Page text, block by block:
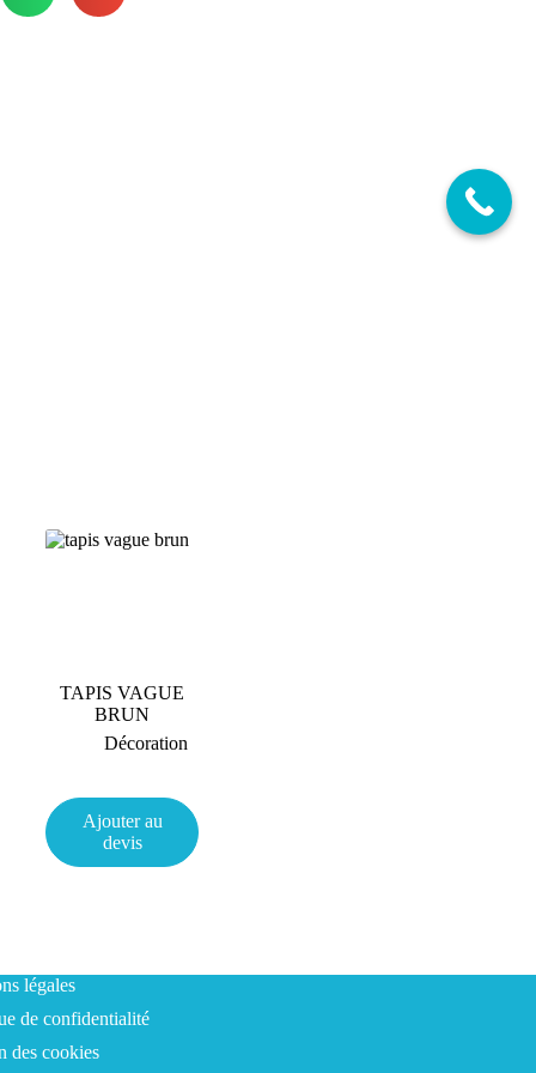
TAPIS VAGUE
BRUN
Décoration
Ajouter au
devis
légales
de confidentialité
des cookies